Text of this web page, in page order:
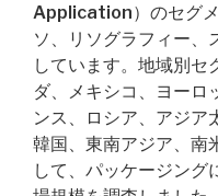
Application）のセグ
ソ、リソグラフィー、
しています。地域別セ
ダ、メキシコ、ヨーロ
ンス、ロシア、アジア
韓国、東南アジア、南
して、パッケージング